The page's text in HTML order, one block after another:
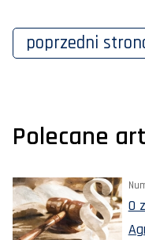
poprzedni
Polecane
O